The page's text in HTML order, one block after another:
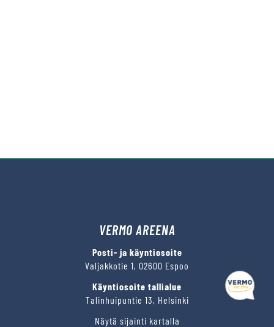
VERMO AREENA
Posti- ja käyntiosoite
Valjakkotie 1, 02600 Espoo
Käyntiosoite tallialue
Talinhuipuntie 13, Helsinki
Näytä sijainti kartalla